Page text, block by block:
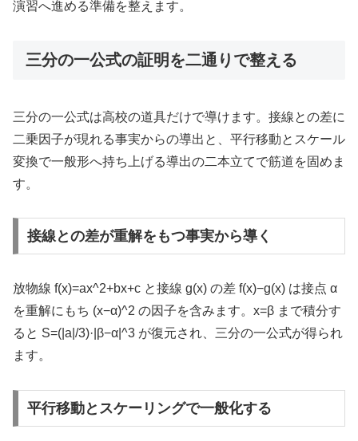
演習へ進める準備を整えます。
三分の一公式の証明を二通りで整える
三分の一公式は高校の道具だけで導けます。接線との差に
二乗因子が現れる事実からの導出と、平行移動とスケール
変換で一般形へ持ち上げる導出の二本立てで筋道を固めま
す。
接線との差が重解をもつ事実から導く
放物線 f(x)=ax^2+bx+c と接線 g(x) の差 f(x)−g(x) は接点 α
を重解にもち (x−α)^2 の因子を含みます。x=β まで積分す
ると S=(|a|/3)·|β−α|^3 が復元され、三分の一公式が得られ
ます。
平行移動とスケーリングで一般化する